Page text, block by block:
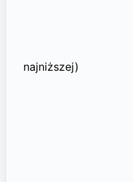
najniższej)